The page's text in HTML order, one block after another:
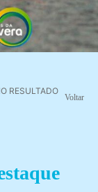
RESULTADO
Voltar